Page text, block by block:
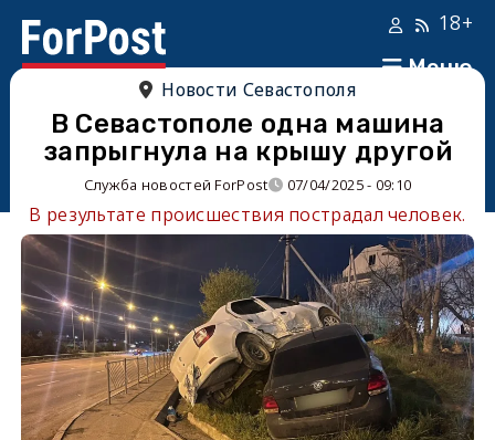
Меню
18+
Новости Севастополя
В Севастополе одна машина
запрыгнула на крышу другой
Служба новостей ForPost 07/04/2025 - 09:10
В результате происшествия пострадал человек.